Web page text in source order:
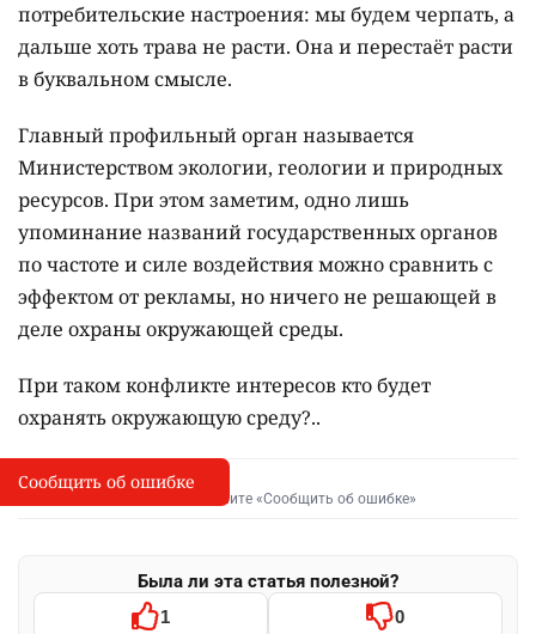
потребительские настроения: мы будем черпать, а
дальше хоть трава не расти. Она и перестаёт расти
в буквальном смысле.
Главный профильный орган называется
Министерством экологии, геологии и природных
ресурсов. При этом заметим, одно лишь
упоминание названий государственных органов
по частоте и силе воздействия можно сравнить с
эффектом от рекламы, но ничего не решающей в
деле охраны окружающей среды.
При таком конфликте интересов кто будет
охранять окружающую среду?..
I
Сообщить об опечатке
Выделите фрагмент и нажмите «Сообщить об ошибке»
Была ли эта статья полезной?
1 0
Сообщить об ошибке